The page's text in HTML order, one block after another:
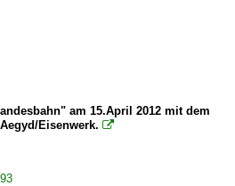
am 15.April 2012 mit dem
Eisenwerk. 